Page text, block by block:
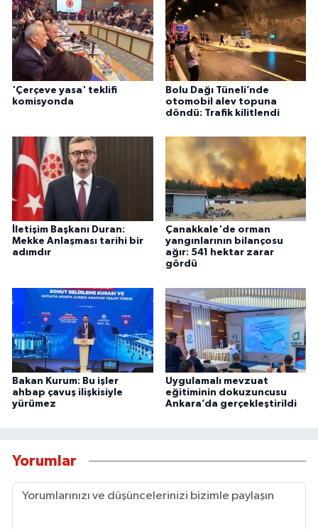
'Çerçeve yasa' teklifi
komisyonda
Bolu Dağı Tüneli’nde
otomobil alev topuna
döndü: Trafik kilitlendi
İletişim Başkanı Duran:
Mekke Anlaşması tarihi bir
adımdır
Çanakkale'de orman
yangınlarının bilançosu
ağır: 541 hektar zarar
gördü
Bakan Kurum: Bu işler
ahbap çavuş ilişkisiyle
yürümez
Uygulamalı mevzuat
eğitiminin dokuzuncusu
Ankara’da gerçekleştirildi
Yorumlar